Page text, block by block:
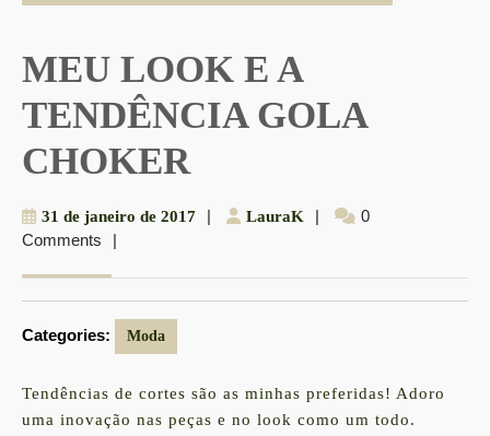
MEU LOOK E A
TENDÊNCIA GOLA
CHOKER
31 de janeiro de 201731| LauraK LauraK
|
0
Comments
|
Categories: Moda
Tendências de cortes são as minhas preferidas! Adoro
uma inovação nas peças e no look como um todo.